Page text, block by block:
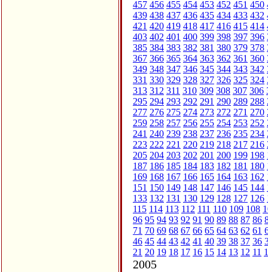
457 456 455 454 453 452 451 450
439 438 437 436 435 434 433 432
421 420 419 418 417 416 415 414
403 402 401 400 399 398 397 396
385 384 383 382 381 380 379 378
367 366 365 364 363 362 361 360
349 348 347 346 345 344 343 342
331 330 329 328 327 326 325 324
313 312 311 310 309 308 307 306
295 294 293 292 291 290 289 288
277 276 275 274 273 272 271 270
259 258 257 256 255 254 253 252
241 240 239 238 237 236 235 234
223 222 221 220 219 218 217 216
205 204 203 202 201 200 199 198
187 186 185 184 183 182 181 180
169 168 167 166 165 164 163 162
151 150 149 148 147 146 145 144
133 132 131 130 129 128 127 126
115 114 113 112 111 110 109 108
96 95 94 93 92 91 90 89 88 87 86
71 70 69 68 67 66 65 64 63 62 61
46 45 44 43 42 41 40 39 38 37 36
21 20 19 18 17 16 15 14 13 12 11
2005